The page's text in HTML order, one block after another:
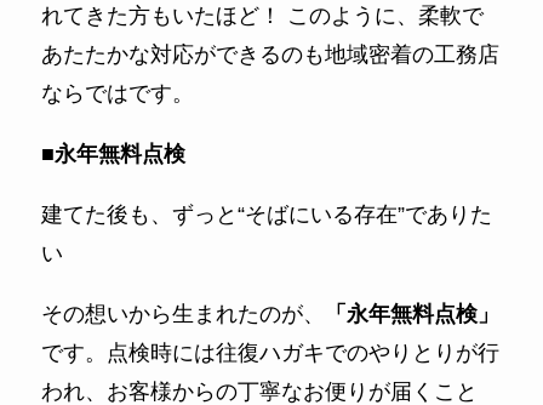
れてきた方もいたほど！ このように、柔軟で
あたたかな対応ができるのも地域密着の工務店
ならではです。
■永年無料点検
建てた後も、ずっと“そばにいる存在”でありた
い
その想いから生まれたのが、
「永年無料点検」
です。点検時には往復ハガキでのやりとりが行
われ、お客様からの丁寧なお便りが届くこと